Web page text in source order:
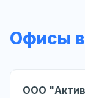
Офисы в
ООО